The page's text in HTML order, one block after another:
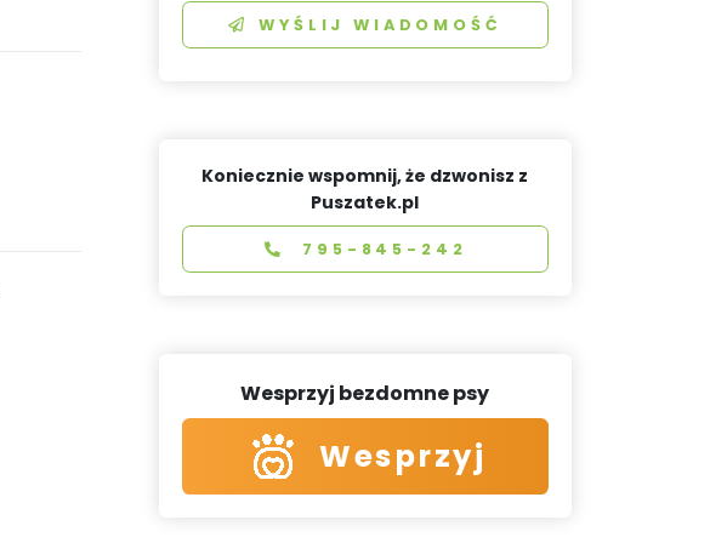
WYŚLIJ WIADOMOŚĆ
Koniecznie wspomnij, że dzwonisz z
Puszatek.pl
795-845-242
Wesprzyj bezdomne psy
Wesprzyj